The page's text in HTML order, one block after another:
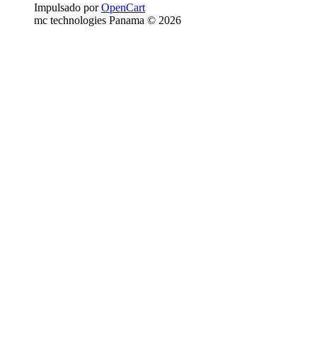
Impulsado porOpenCart
mc technologies Panama © 2026